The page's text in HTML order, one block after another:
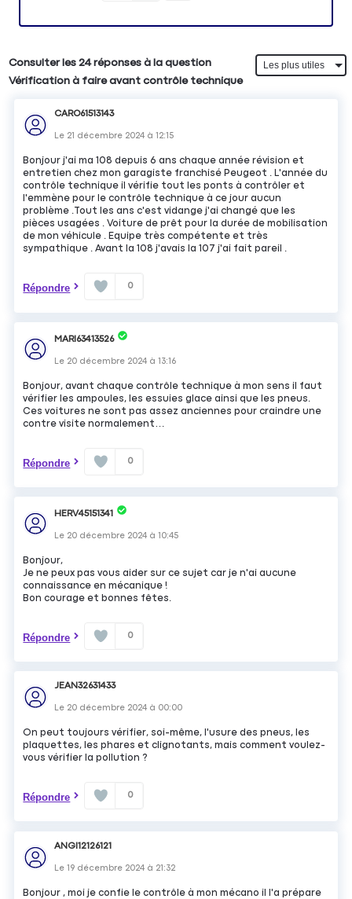
Consulter les 24 réponses à la question
Vérification à faire avant contrôle technique
CARO61513143
Le 21 décembre 2024 à12:15
Bonjour j'ai ma 108 depuis 6 ans chaque année révision et
entretien chez mon garagiste franchisé Peugeot . L'année du
contrôle technique il vérifie tout les ponts à contrôler et
l'emmène pour le contrôle technique à ce jour aucun
problème .Tout les ans c'est vidange j'ai changé que les
pièces usagées . Voiture de prêt pour la durée de mobilisation
de mon véhicule . Equipe très compétente et très
sympathique . Avant la 108 j'avais la 107 j'ai fait pareil .
Répondre 0
MARI63413526
Le 20 décembre 2024 à13:16
Bonjour, avant chaque contrôle technique à mon sens il faut
vérifier les ampoules, les essuies glace ainsi que les pneus.
Ces voitures ne sont pas assez anciennes pour craindre une
contre visite normalement…
Répondre 0
HERV45151341
Le 20 décembre 2024 à10:45
Bonjour,
Je ne peux pas vous aider sur ce sujet car je n'ai aucune
connaissance en mécanique !
Bon courage et bonnes fêtes.
Répondre 0
JEAN32631433
Le 20 décembre 2024 à 00:00
On peut toujours vérifier, soi-même, l'usure des pneus, les
plaquettes, les phares et clignotants, mais comment voulez-
vous vérifier la pollution ?
Répondre 0
ANGI12126121
Le19 décembre 2024 à 21:32
Bonjour , moi je confie le contrôle à mon mécano il l'a prépare